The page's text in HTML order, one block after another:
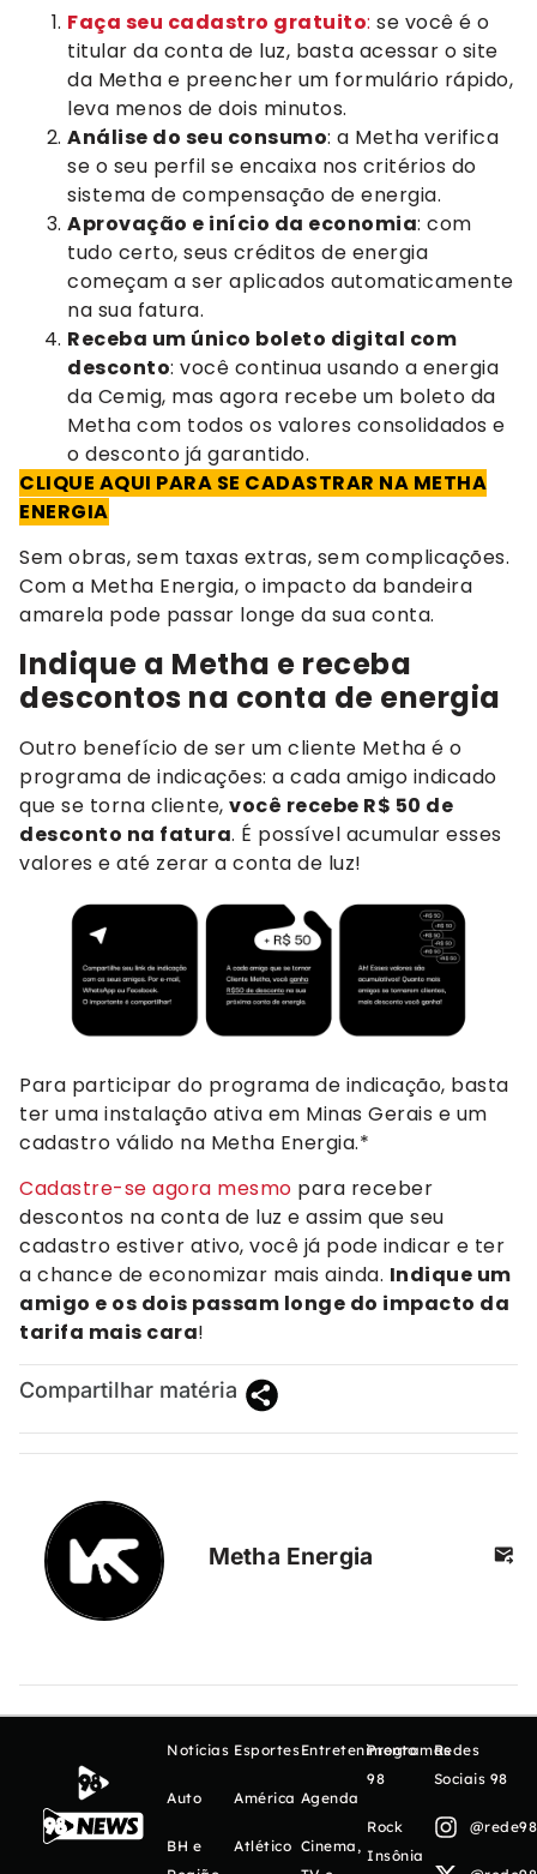
Faça seu cadastro gratuito: se você é o
titular da conta de luz, basta acessar o site
da Metha e preencher um formulário rápido,
leva menos de dois minutos.
Análise do seu consumo: a Metha verifica
se o seu perfil se encaixa nos critérios do
sistema de compensação de energia.
Aprovação e início da economia: com
tudo certo, seus créditos de energia
começam a ser aplicados automaticamente
na sua fatura.
Receba um único boleto digital com
desconto: você continua usando a energia
da Cemig, mas agora recebe um boleto da
Metha com todos os valores consolidados e
o desconto já garantido.
CLIQUE AQUI PARA SE CADASTRAR NA METHA
ENERGIA
Sem obras, sem taxas extras, sem complicações.
Com a Metha Energia, o impacto da bandeira
amarela pode passar longe da sua conta.
Indique a Metha e receba
descontos na conta de energia
Outro benefício de ser um cliente Metha é o
programa de indicações: a cada amigo indicado
que se torna cliente, você recebe R$ 50 de
desconto na fatura. É possível acumular esses
valores e até zerar a conta de luz!
Para participar do programa de indicação, basta
ter uma instalação ativa em Minas Gerais e um
cadastro válido na Metha Energia.*
Cadastre-se agora mesmo para receber
descontos na conta de luz e assim que seu
cadastro estiver ativo, você já pode indicar e ter
a chance de economizar mais ainda. Indique um
amigo e os dois passam longe do impacto da
tarifa mais cara!
Compartilhar matéria
Metha Energia
Notícias
Auto
BH e
Esportes
América
Atlético
Entretenimento
Agenda
Cinema,
Programas
98
Rock
Insônia
Redes
Sociais 98